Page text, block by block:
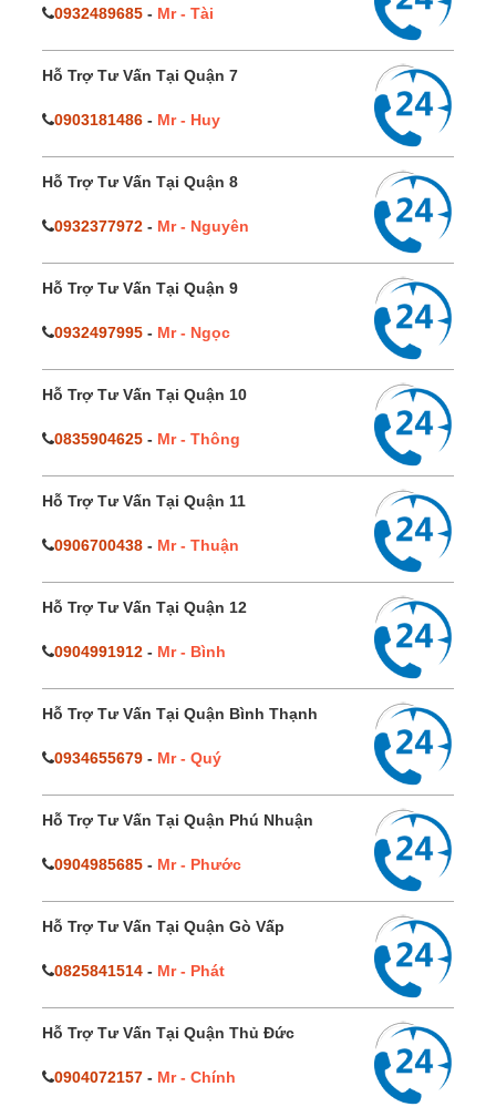
0932489685 - Mr - Tài
Hỗ Trợ Tư Vấn Tại Quận 7
0903181486 - Mr - Huy
Hỗ Trợ Tư Vấn Tại Quận 8
0932377972 - Mr - Nguyên
Hỗ Trợ Tư Vấn Tại Quận 9
0932497995 - Mr - Ngọc
Hỗ Trợ Tư Vấn Tại Quận 10
0835904625 - Mr - Thông
Hỗ Trợ Tư Vấn Tại Quận 11
0906700438 - Mr - Thuận
Hỗ Trợ Tư Vấn Tại Quận 12
0904991912 - Mr - Bình
Hỗ Trợ Tư Vấn Tại Quận Bình Thạnh
0934655679 - Mr - Quý
Hỗ Trợ Tư Vấn Tại Quận Phú Nhuận
0904985685 - Mr - Phước
Hỗ Trợ Tư Vấn Tại Quận Gò Vấp
0825841514 - Mr - Phát
Hỗ Trợ Tư Vấn Tại Quận Thủ Đức
0904072157 - Mr - Chính